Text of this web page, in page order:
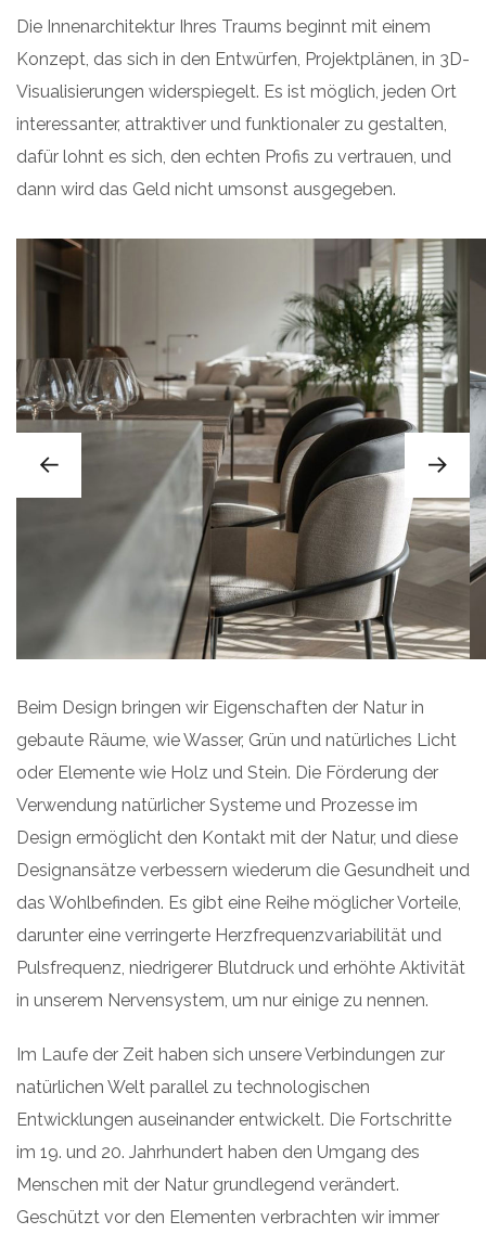
Die Innenarchitektur Ihres Traums beginnt mit einem
Konzept, das sich in den Entwürfen, Projektplänen, in 3D-
Visualisierungen widerspiegelt. Es ist möglich, jeden Ort
interessanter, attraktiver und funktionaler zu gestalten,
dafür lohnt es sich, den echten Profis zu vertrauen, und
dann wird das Geld nicht umsonst ausgegeben.
Beim Design bringen wir Eigenschaften der Natur in
gebaute Räume, wie Wasser, Grün und natürliches Licht
oder Elemente wie Holz und Stein. Die Förderung der
Verwendung natürlicher Systeme und Prozesse im
Design ermöglicht den Kontakt mit der Natur, und diese
Designansätze verbessern wiederum die Gesundheit und
das Wohlbefinden. Es gibt eine Reihe möglicher Vorteile,
darunter eine verringerte Herzfrequenzvariabilität und
Pulsfrequenz, niedrigerer Blutdruck und erhöhte Aktivität
in unserem Nervensystem, um nur einige zu nennen.
Im Laufe der Zeit haben sich unsere Verbindungen zur
natürlichen Welt parallel zu technologischen
Entwicklungen auseinander entwickelt. Die Fortschritte
im 19. und 20. Jahrhundert haben den Umgang des
Menschen mit der Natur grundlegend verändert.
Geschützt vor den Elementen verbrachten wir immer